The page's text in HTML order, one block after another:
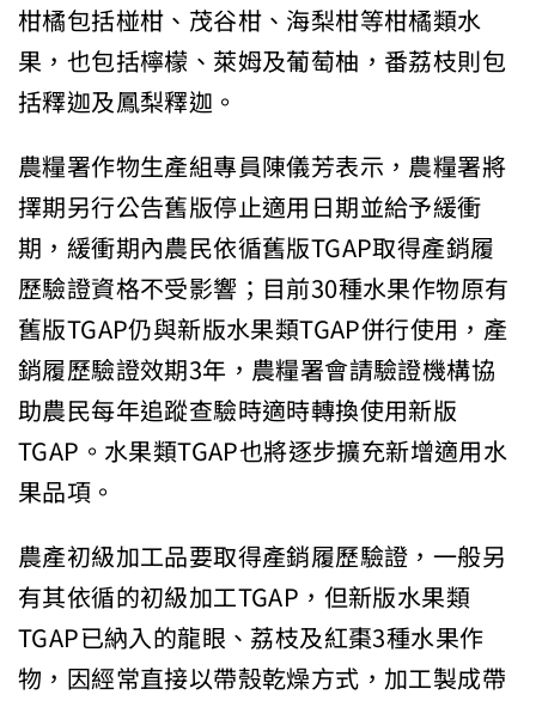
柑橘包括椪柑、茂谷柑、海梨柑等柑橘類水
果，也包括檸檬、萊姆及葡萄柚，番荔枝則包
括釋迦及鳳梨釋迦。
農糧署作物生產組專員陳儀芳表示，農糧署將
擇期另行公告舊版停止適用日期並給予緩衝
期，緩衝期內農民依循舊版TGAP取得產銷履
歷驗證資格不受影響；目前30種水果作物原有
舊版TGAP仍與新版水果類TGAP併行使用，產
銷履歷驗證效期3年，農糧署會請驗證機構協
助農民每年追蹤查驗時適時轉換使用新版
TGAP。水果類TGAP也將逐步擴充新增適用水
果品項。
農產初級加工品要取得產銷履歷驗證，一般另
有其依循的初級加工TGAP，但新版水果類
TGAP已納入的龍眼、荔枝及紅棗3種水果作
物，因經常直接以帶殼乾燥方式，加工製成帶